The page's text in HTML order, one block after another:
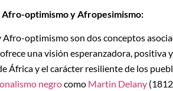
Afro-optimismo y Afropesimismo:
optimismo son dos conceptos
una visión esperanzadora, positiva
África y el carácter resiliente de los
negrocomo Martin Delany